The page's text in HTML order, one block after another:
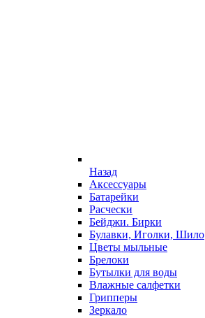
Назад
Аксессуары
Батарейки
Расчески
Бейджи. Бирки
Булавки, Иголки, Шило
Цветы мыльные
Брелоки
Бутылки для воды
Влажные салфетки
Грипперы
Зеркало